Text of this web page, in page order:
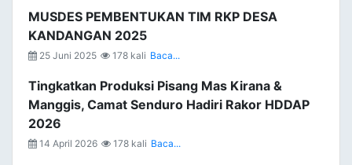
MUSDES PEMBENTUKAN TIM RKP DESA
KANDANGAN 2025
25 Juni 2025 178 kali Baca...
Tingkatkan Produksi Pisang Mas Kirana &
Manggis, Camat Senduro Hadiri Rakor HDDAP
2026
14 April 2026 178 kali Baca...